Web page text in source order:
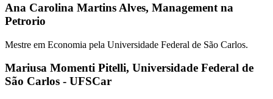
Ana Carolina Martins Alves, Management na
Petrorio
Mestre em Economia pela Universidade Federal de São Carlos.
Mariusa Momenti Pitelli, Universidade Federal de
São Carlos - UFSCar